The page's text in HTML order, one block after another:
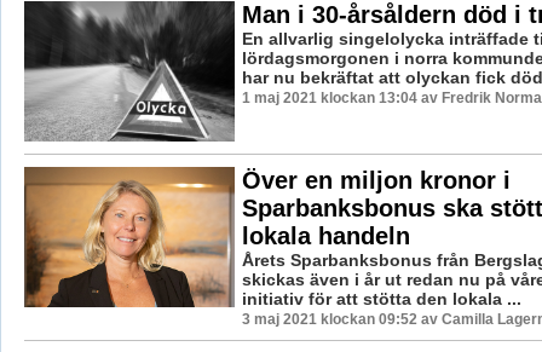
Man i 30-årsåldern död i
En allvarlig singelolycka inträffade
lördagsmorgonen i norra
har nu bekräftat att olyckan fick
1 maj 2021 klockan 13:04 av Fredrik
Över en miljon kronor i
Sparbanksbonus ska
lokala handeln
Årets Sparbanksbonus från
skickas även i år ut redan nu på
initiativ för att stötta den lokala ...
3 maj 2021 klockan 09:52 av Camilla